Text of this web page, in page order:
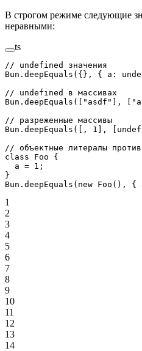
В строгом режиме следующие
неравными:
ts
// undefined значения
Bun. deepEquals ({}, { a:
// undefined в массивах
Bun. deepEquals ([ "asdf" ], [
// разреженные массивы
Bun. deepEquals ([, 1 ], [
// объектные литералы
class Foo {
  a
= 1 ;
}
Bun. deepEquals ( new Foo (), {
1
2
3
4
5
6
7
8
9
10
11
12
13
14